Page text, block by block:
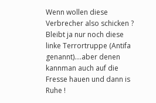
Wenn wollen diese
Verbrecher also schicken ?
Bleibt ja nur noch diese
linke Terrortruppe (Antifa
genannt)….aber denen
kannman auch auf die
Fresse hauen und dann is
Ruhe !